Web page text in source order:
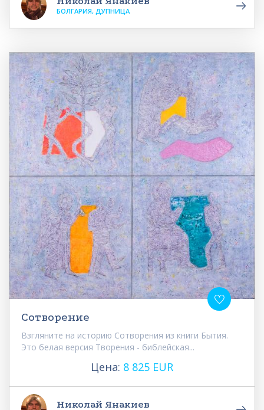
БОЛГАРИЯ, ДУПНИЦА
Сотворение
Взгляните на историю Сотворения из книги Бытия.
Это белая версия Творения - библейская...
Цена: 8 825 EUR
Николай Янакиев